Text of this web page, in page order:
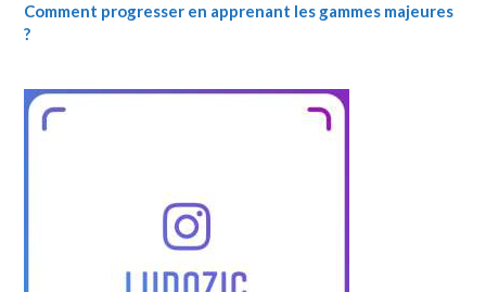
Comment progresser en apprenant les gammes majeures
?